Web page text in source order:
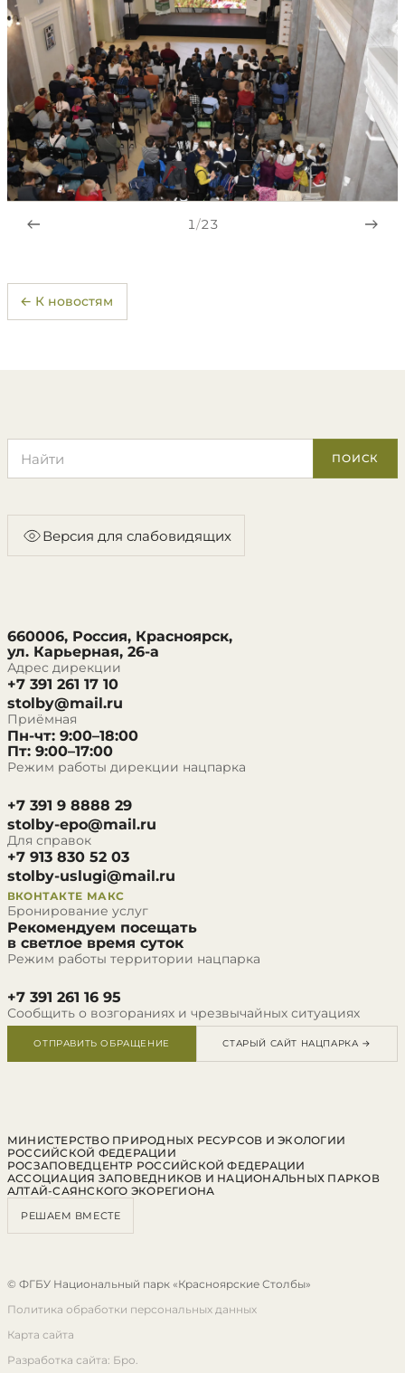
1/23
← К новостям
ПОИСК
Версия для слабовидящих
660006, Россия, Красноярск,
ул. Карьерная, 26-а
Адрес дирекции
+7 391 261 17 10
stolby@mail.ru
Приёмная
Пн-чт: 9:00–18:00
Пт: 9:00–17:00
Режим работы дирекции нацпарка
+7 391 9 8888 29
stolby-epo@mail.ru
Для справок
+7 913 830 52 03
stolby-uslugi@mail.ru
ВКОНТАКТЕ МАКС
Бронирование услуг
Рекомендуем посещать
в светлое время суток
Режим работы территории нацпарка
+7 391 261 16 95
Сообщить о возгораниях и чрезвычайных ситуациях
ОТПРАВИТЬ ОБРАЩЕНИЕ СТАРЫЙ САЙТ НАЦПАРКА →
МИНИСТЕРСТВО ПРИРОДНЫХ РЕСУРСОВ И ЭКОЛОГИИ
РОССИЙСКОЙ ФЕДЕРАЦИИ
РОСЗАПОВЕДЦЕНТР РОССИЙСКОЙ ФЕДЕРАЦИИ
АССОЦИАЦИЯ ЗАПОВЕДНИКОВ И НАЦИОНАЛЬНЫХ ПАРКОВ
АЛТАЙ-САЯНСКОГО ЭКОРЕГИОНА
РЕШАЕМ ВМЕСТЕ
© ФГБУ Национальный парк «Красноярские Столбы»
Политика обработки персональных данных
Карта сайта
Разработка сайта: Бро.